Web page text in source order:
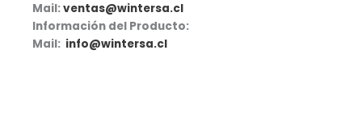
Mail:ventas@wintersa.cl
Información del Producto:
Mail: info@wintersa.cl